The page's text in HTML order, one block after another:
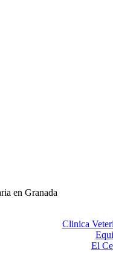
en Granada
Clinica
El